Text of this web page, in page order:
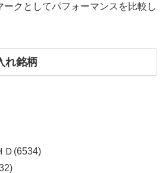
クとしてパフォーマンスを比較し
れ銘柄
Ｄ(6534)